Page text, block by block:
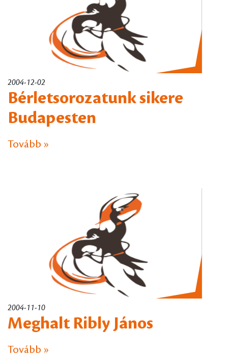
2004-12-02
Bérletsorozatunk sikere
Budapesten
Tovább »
2004-11-10
Meghalt Ribly János
Tovább »